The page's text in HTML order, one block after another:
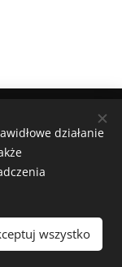
działanie
wszystko